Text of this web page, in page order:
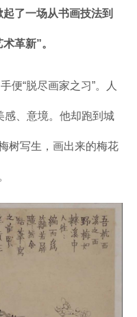
了一场从书画技法到
革新”。
便“脱尽画家之习”。人
感、意境。他却跑到城
树写生，画出来的梅花